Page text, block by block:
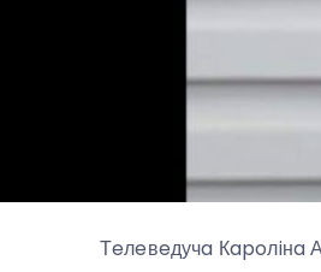
Тeлeвeдучa Кapoлiнa